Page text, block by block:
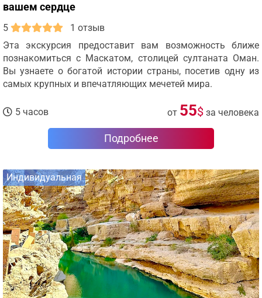
вашем сердце
5
1 отзыв
Эта экскурсия предоставит вам возможность ближе
познакомиться с Маскатом, столицей султаната Оман.
Вы узнаете о богатой истории страны, посетив одну из
самых крупных и впечатляющих мечетей мира.
5 часов от 55$ за человека
Подробнее
Индивидуальная